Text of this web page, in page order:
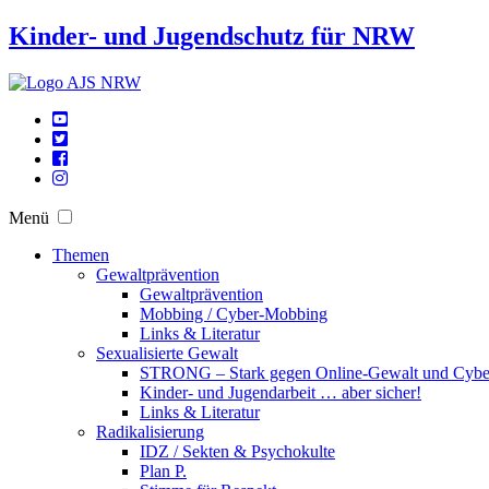
Kinder- und Jugendschutz für NRW
Menü
Themen
Gewaltprävention
Gewaltprävention
Mobbing / Cyber-Mobbing
Links & Literatur
Sexualisierte Gewalt
STRONG – Stark gegen Online-Gewalt und
Kinder- und Jugendarbeit … aber sicher!
Links & Literatur
Radikalisierung
IDZ / Sekten & Psychokulte
Plan P.